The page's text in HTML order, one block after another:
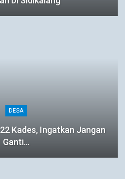
DESA
Kades, Ingatkan Jangan
Ganti…